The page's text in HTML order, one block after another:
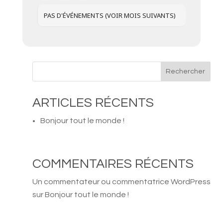
PAS D'ÉVÉNEMENTS (VOIR MOIS SUIVANTS)
Rechercher
ARTICLES RÉCENTS
Bonjour tout le monde !
COMMENTAIRES RÉCENTS
Un commentateur ou commentatrice WordPress
surBonjour tout le monde !